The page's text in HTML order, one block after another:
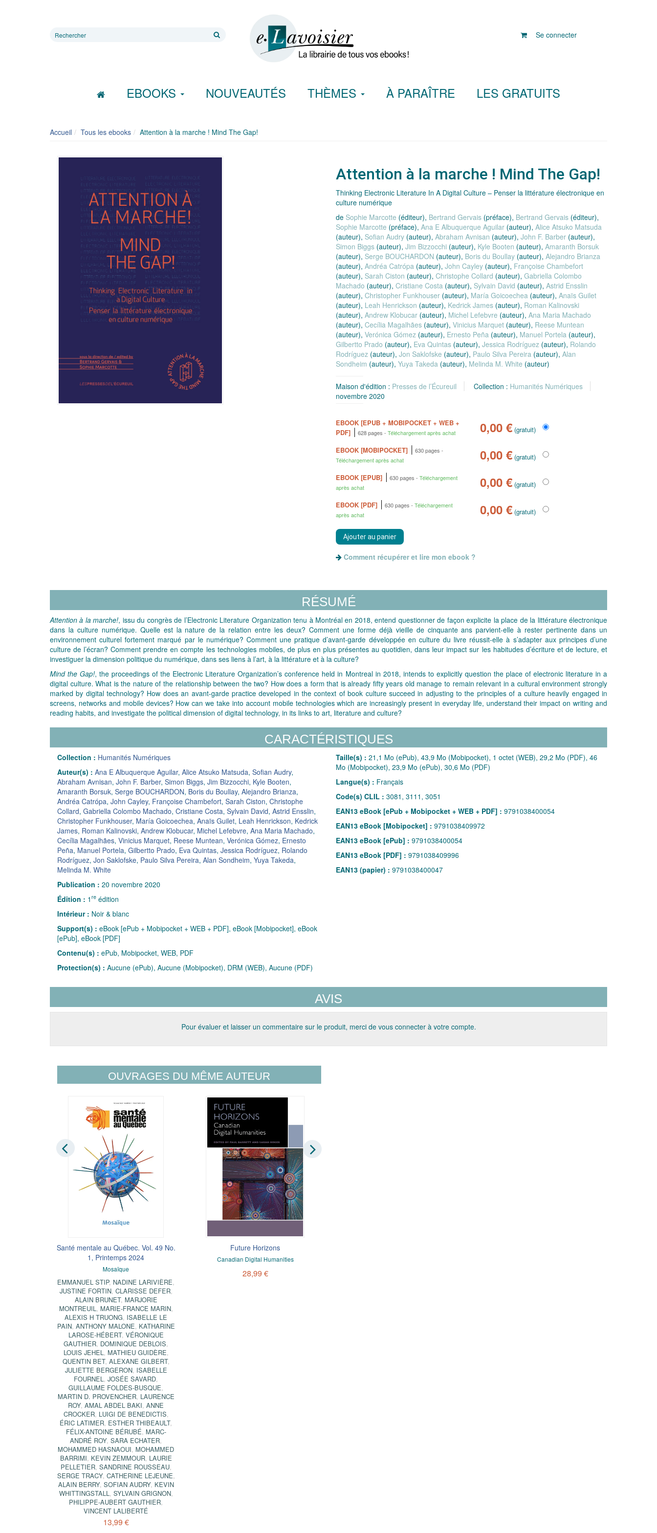
Rechercher
Se connecter
EBOOKS NOUVEAUTÉS THÈMES À PARAÎTRE LES GRATUITS
Accueil Tous les ebooks Attention à la marche ! Mind The Gap!
Attention à la marche ! Mind The Gap!
Thinking Electronic Literature In A Digital Culture – Penser la littérature électronique en
culture numérique
de Sophie Marcotte (éditeur), Bertrand Gervais (préface), Bertrand Gervais (éditeur),
Sophie Marcotte (préface), Ana E Albuquerque Aguilar (auteur), Alice Atsuko Matsuda
(auteur), Sofian Audry (auteur), Abraham Avnisan (auteur), John F. Barber (auteur),
Simon Biggs (auteur), Jim Bizzocchi (auteur), Kyle Booten (auteur), Amaranth Borsuk
(auteur), Serge BOUCHARDON (auteur), Boris du Boullay (auteur), Alejandro Brianza
(auteur), Andréa Catrópa (auteur), John Cayley (auteur), Françoise Chambefort
(auteur), Sarah Ciston (auteur), Christophe Collard (auteur), Gabriella Colombo
Machado (auteur), Cristiane Costa (auteur), Sylvain David (auteur), Astrid Ensslin
(auteur), Christopher Funkhouser (auteur), María Goicoechea (auteur), Anaïs Guilet
(auteur), Leah Henrickson (auteur), Kedrick James (auteur), Roman Kalinovski
(auteur), Andrew Klobucar (auteur), Michel Lefebvre (auteur), Ana Maria Machado
(auteur), Cecília Magalhães (auteur), Vinicius Marquet (auteur), Reese Muntean
(auteur), Verónica Gómez (auteur), Ernesto Peña (auteur), Manuel Portela (auteur),
Gilbertto Prado (auteur), Eva Quintas (auteur), Jessica Rodríguez (auteur), Rolando
Rodríguez (auteur), Jon Saklofske (auteur), Paulo Silva Pereira (auteur), Alan
Sondheim (auteur), Yuya Takeda (auteur), Melinda M. White (auteur)
Maison d'édition : Presses de l’Écureuil Collection : Humanités Numériques
novembre 2020
EBOOK [EPUB + MOBIPOCKET + WEB +
PDF]
628 pages Téléchargement après achat 0,00 € (gratuit)
EBOOK [MOBIPOCKET]
630 pages
Téléchargement après achat
0,00 € (gratuit)
EBOOK [EPUB] 630 pages
Téléchargement
après achat
0,00 € (gratuit)
EBOOK [PDF] 630 pages
Téléchargement
après achat
0,00 € (gratuit)
Comment récupérer et lire mon ebook ?
RÉSUMÉ
Attention à la marche!, issu du congrès de l’Electronic Literature Organization tenu à Montréal en 2018, entend questionner de façon explicite la place de la littérature électronique
dans la culture numérique. Quelle est la nature de la relation entre les deux? Comment une forme déjà vieille de cinquante ans parvient-elle à rester pertinente dans un
environnement culturel fortement marqué par le numérique? Comment une pratique d’avant-garde développée en culture du livre réussit-elle à s’adapter aux principes d’une
culture de l’écran? Comment prendre en compte les technologies mobiles, de plus en plus présentes au quotidien, dans leur impact sur les habitudes d’écriture et de lecture, et
investiguer la dimension politique du numérique, dans ses liens à l’art, à la littérature et à la culture?
Mind the Gap!, the proceedings of the Electronic Literature Organization’s conference held in Montreal in 2018, intends to explicitly question the place of electronic literature in a
digital culture. What is the nature of the relationship between the two? How does a form that is already fifty years old manage to remain relevant in a cultural environment strongly
marked by digital technology? How does an avant-garde practice developed in the context of book culture succeed in adjusting to the principles of a culture heavily engaged in
screens, networks and mobile devices? How can we take into account mobile technologies which are increasingly present in everyday life, understand their impact on writing and
reading habits, and investigate the political dimension of digital technology, in its links to art, literature and culture?
CARACTÉRISTIQUES
Collection : Humanités Numériques
Auteur(s) : Ana E Albuquerque Aguilar, Alice Atsuko Matsuda, Sofian Audry,
Abraham Avnisan, John F. Barber, Simon Biggs, Jim Bizzocchi, Kyle Booten,
Amaranth Borsuk, Serge BOUCHARDON, Boris du Boullay, Alejandro Brianza,
Andréa Catrópa, John Cayley, Françoise Chambefort, Sarah Ciston, Christophe
Collard, Gabriella Colombo Machado, Cristiane Costa, Sylvain David, Astrid Ensslin,
Christopher Funkhouser, María Goicoechea, Anaïs Guilet, Leah Henrickson, Kedrick
James, Roman Kalinovski, Andrew Klobucar, Michel Lefebvre, Ana Maria Machado,
Cecília Magalhães, Vinicius Marquet, Reese Muntean, Verónica Gómez, Ernesto
Peña, Manuel Portela, Gilbertto Prado, Eva Quintas, Jessica Rodríguez, Rolando
Rodríguez, Jon Saklofske, Paulo Silva Pereira, Alan Sondheim, Yuya Takeda,
Melinda M. White
Publication : 20 novembre 2020
Édition : 1 re édition
Intérieur : Noir & blanc
Support(s) : eBook [ePub + Mobipocket + WEB + PDF], eBook [Mobipocket], eBook
[ePub], eBook [PDF]
Contenu(s) : ePub, Mobipocket, WEB, PDF
Protection(s) : Aucune (ePub), Aucune (Mobipocket), DRM (WEB), Aucune (PDF)
Taille(s) : 21,1 Mo (ePub), 43,9 Mo (Mobipocket), 1 octet (WEB), 29,2 Mo (PDF), 46
Mo (Mobipocket), 23,9 Mo (ePub), 30,6 Mo (PDF)
Langue(s) : Français
Code(s) CLIL : 3081, 3111, 3051
EAN13 eBook [ePub + Mobipocket + WEB + PDF] : 9791038400054
EAN13 eBook [Mobipocket] : 9791038409972
EAN13 eBook [ePub] : 9791038400054
EAN13 eBook [PDF] : 9791038409996
EAN13 (papier) : 9791038400047
AVIS
Pour évaluer et laisser un commentaire sur le produit, merci de vous connecter à votre compte.
OUVRAGES DU MÊME AUTEUR
Santé mentale au Québec. Vol. 49 No.
1, Printemps 2024
Mosaïque
EMMANUEL STIP, NADINE LARIVIÈRE,
JUSTINE FORTIN, CLARISSE DEFER,
ALAIN BRUNET, MARJORIE
MONTREUIL , MARIE-FRANCE MARIN,
ALEXIS H TRUONG, ISABELLE LE
PAIN, ANTHONY MALONE, KATHARINE
LAROSE-HÉBERT, VÉRONIQUE
GAUTHIER, DOMINIQUE DEBLOIS,
LOUIS JEHEL , MATHIEU GUIDÈRE,
QUENTIN BET, ALEXANE GILBERT,
JULIETTE BERGERON, ISABELLE
FOURNEL , JOSÉE SAVARD,
GUILLAUME FOLDES-BUSQUE,
MARTIN D. PROVENCHER, LAURENCE
ROY, AMAL ABDEL BAKI, ANNE
CROCKER, LUIGI DE BENEDICTIS,
ÉRIC LATIMER, ESTHER THIBEAULT,
FÉLIX-ANTOINE BÉRUBÉ, MARC-
ANDRÉ ROY, SARA ECHATER,
MOHAMMED HASNAOUI, MOHAMMED
BARRIMI, KEVIN ZEMMOUR, LAURIE
PELLETIER, SANDRINE ROUSSEAU,
SERGE TRACY, CATHERINE LEJEUNE,
ALAIN BERRY, SOFIAN AUDRY, KEVIN
WHITTINGSTALL , SYLVAIN GRIGNON,
PHILIPPE-AUBERT GAUTHIER,
VINCENT LALIBERTÉ
13,99 €
Future Horizons
Canadian Digital Humanities
28,99 €